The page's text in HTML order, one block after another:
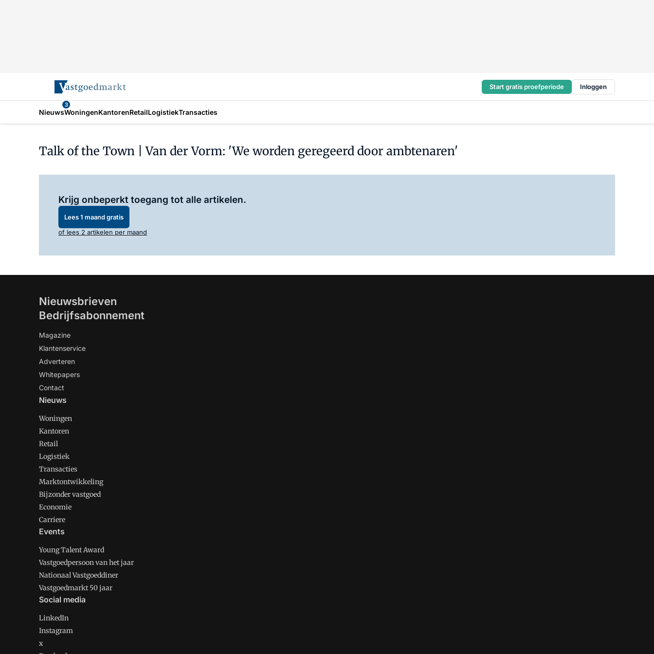
Start gratis proefperiode Inloggen
Nieuws
3
WoningenKantorenRetailLogistiekTransacties
Talk of the Town | Van der Vorm: 'We worden geregeerd door ambtenaren'
Krijg onbeperkt toegang tot alle artikelen.
Lees 1 maand gratis
of lees 2 artikelen per maand
Nieuwsbrieven
Bedrijfsabonnement
Magazine
Klantenservice
Adverteren
Whitepapers
Contact
Nieuws
Woningen
Kantoren
Retail
Logistiek
Transacties
Marktontwikkeling
Bijzonder vastgoed
Economie
Carriere
Events
Young Talent Award
Vastgoedpersoon van het jaar
Nationaal Vastgoeddiner
Vastgoedmarkt 50 jaar
Social media
LinkedIn
Instagram
x